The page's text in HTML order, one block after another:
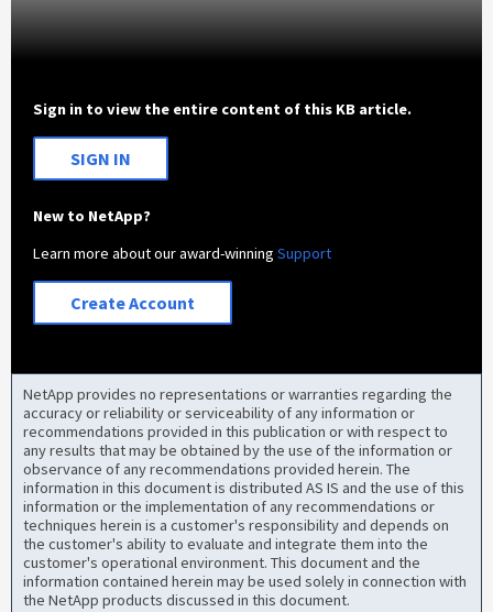
Sign in to view the entire content of this KB article.
SIGN IN
New to NetApp?
Learn more about our award-winningSupport
Create Account
NetApp provides no representations or warranties regarding the
accuracy or reliability or serviceability of any information or
recommendations provided in this publication or with respect to
any results that may be obtained by the use of the information or
observance of any recommendations provided herein. The
information in this document is distributed AS IS and the use of this
information or the implementation of any recommendations or
techniques herein is a customer's responsibility and depends on
the customer's ability to evaluate and integrate them into the
customer's operational environment. This document and the
information contained herein may be used solely in connection with
the NetApp products discussed in this document.